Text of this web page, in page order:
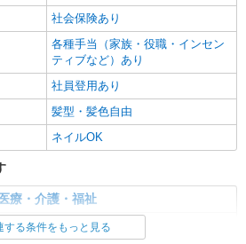
社会保険あり
各種手当（家族・役職・インセン
ティブなど）あり
社員登用あり
髪型・髪色自由
ネイルOK
療・介護・福祉
する条件をもっと見る